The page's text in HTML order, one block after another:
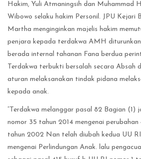
Hakim, Yuli Atmaningsih dan Muhammad
Wibowo selaku hakim Personil. JPU Kejari
Martha menginginkan majelis hakim
penjara kepada terdakwa AMH
berada internal tahanan Fana berdua
Terdakwa terbukti bersalah secara Absah
aturan melaksanakan tindak pidana
kepada anak.
“Terdakwa melanggar pasal 82 Bagian (1)
nomor 35 tahun 2014 mengenai
tahun 2002 Nan telah diubah kedua UU
mengenai Perlindungan Anak. lalu